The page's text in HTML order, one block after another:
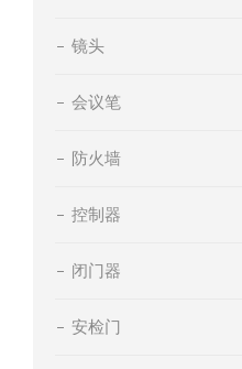
镜头
会议笔
防火墙
控制器
闭门器
安检门